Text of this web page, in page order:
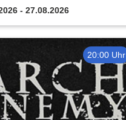
- 27.08.2026
20:00 Uhr